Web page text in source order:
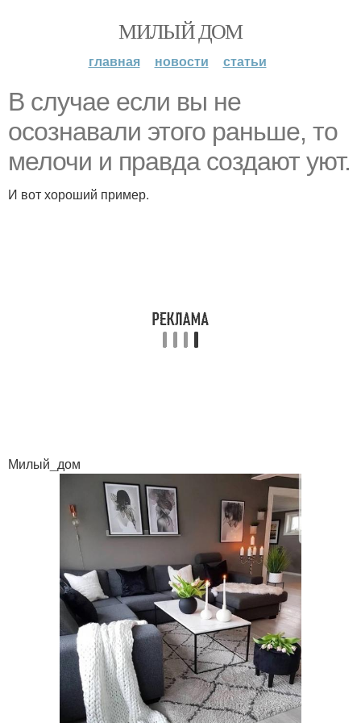
МИЛЫЙ ДОМ
главная новости статьи
В случае если вы не
осознавали этого раньше, то
мелочи и правда создают уют.
И вот хороший пример.
Милый_дом